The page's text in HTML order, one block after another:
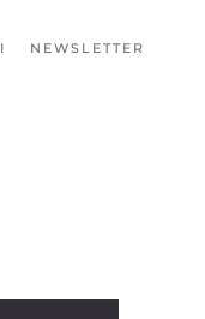
NEWSLETTER